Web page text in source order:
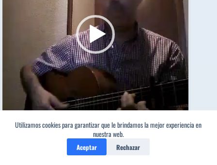
Utilizamos cookies para garantizar que le brindamos la mejor experiencia en
nuestra web.
Aceptar Rechazar